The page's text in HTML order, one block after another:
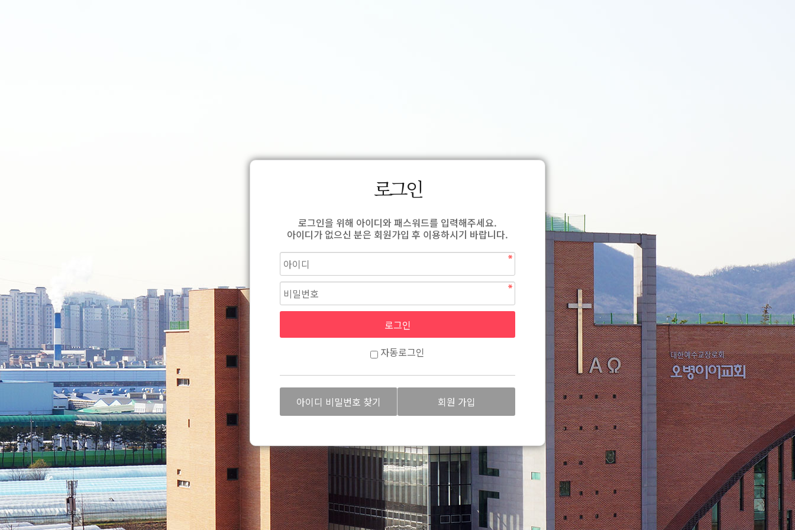
로그인
로그인을 위해 아이디와 패스워드를 입력해주세요.
아이디가 없으신 분은 회원가입 후 이용하시기 바랍니다.
자동로그인
아이디 비밀번호 찾기 회원 가입